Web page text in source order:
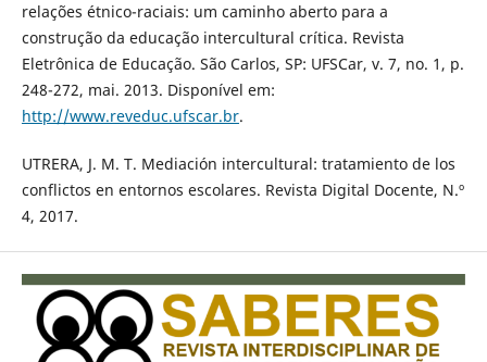
relações étnico-raciais: um caminho aberto para a
construção da educação intercultural crítica. Revista
Eletrônica de Educação. São Carlos, SP: UFSCar, v. 7, no. 1, p.
248-272, mai. 2013. Disponível em:
http://www.reveduc.ufscar.br.
UTRERA, J. M. T. Mediación intercultural: tratamiento de los
conflictos en entornos escolares. Revista Digital Docente, N.º
4, 2017.